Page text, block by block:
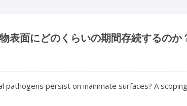
表面にどのくらいの期間存続するの
pathogens persist on inanimate surfaces? A